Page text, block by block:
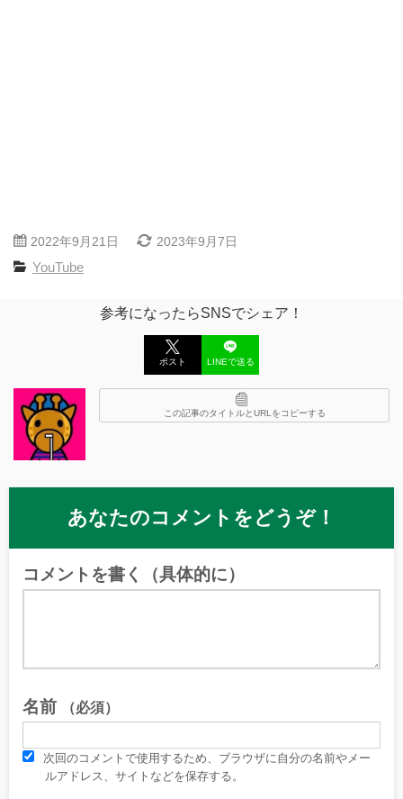
2022年9月21日 2023年9月7日
YouTube
参考になったらSNSでシェア！
ポスト LINEで送る
この記事のタイトルとURLをコピーする
あなたのコメントをどうぞ！
コメントを書く（具体的に）
名前 （必須）
次回のコメントで使用するため、ブラウザに自分の名前やメー
ルアドレス、サイトなどを保存する。